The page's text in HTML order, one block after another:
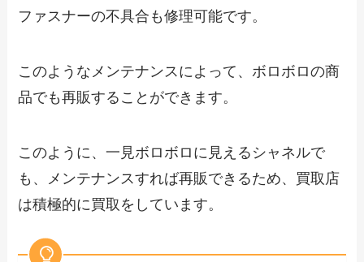
ファスナーの不具合も修理可能です。
このようなメンテナンスによって、ボロボロの商
品でも再販することができます。
このように、一見ボロボロに見えるシャネルで
も、メンテナンスすれば再販できるため、買取店
は積極的に買取をしています。